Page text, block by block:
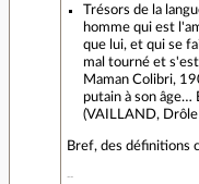
Trésors de la
homme qui est
que lui, et qui se
mal tourné et
Maman Colibri,
putain à son âge…
(VAILLAND,
Bref, des définitions